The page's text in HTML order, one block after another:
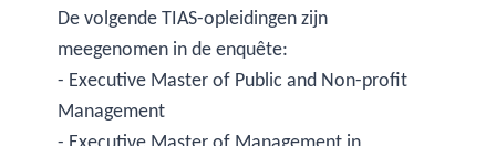
De volgende TIAS-opleidingen zijn
meegenomen in de enquête:
- Executive Master of Public and Non-profit
Management